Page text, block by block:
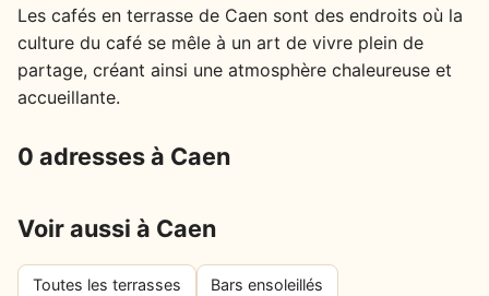
Les cafés en terrasse de Caen sont des endroits où la
culture du café se mêle à un art de vivre plein de
partage, créant ainsi une atmosphère chaleureuse et
accueillante.
0 adresses à Caen
Voir aussi à Caen
Toutes les terrasses Bars ensoleillés